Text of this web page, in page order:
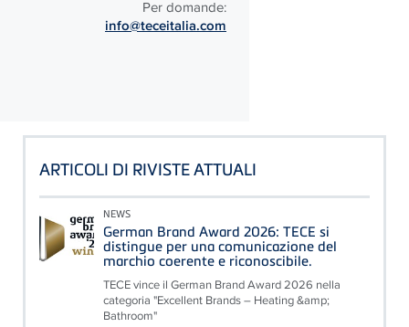
Per domande:
info@teceitalia.com
ARTICOLI DI RIVISTE ATTUALI
NEWS
German Brand Award 2026: TECE si
distingue per una comunicazione del
marchio coerente e riconoscibile.
TECE vince il German Brand Award 2026 nella
categoria "Excellent Brands – Heating &amp;
Bathroom"